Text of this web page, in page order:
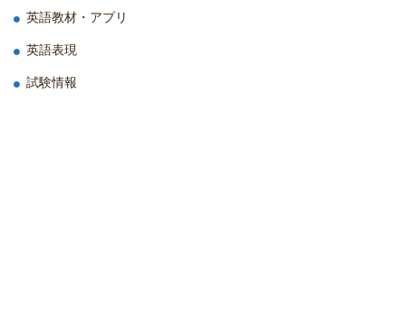
英語教材・アプリ
英語表現
試験情報